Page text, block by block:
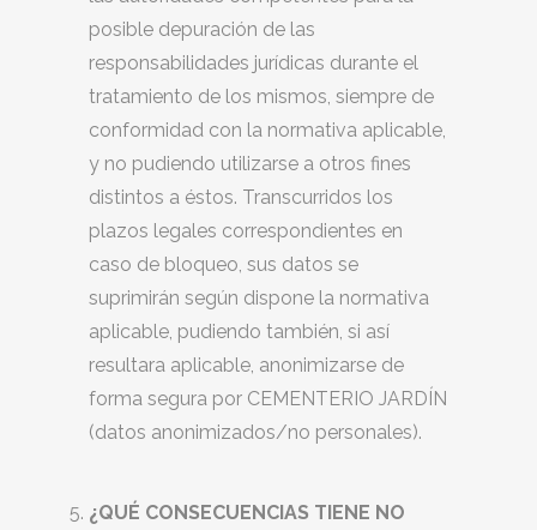
posible depuración de las
responsabilidades jurídicas durante el
tratamiento de los mismos, siempre de
conformidad con la normativa aplicable,
y no pudiendo utilizarse a otros fines
distintos a éstos. Transcurridos los
plazos legales correspondientes en
caso de bloqueo, sus datos se
suprimirán según dispone la normativa
aplicable, pudiendo también, si así
resultara aplicable, anonimizarse de
forma segura por CEMENTERIO JARDÍN
(datos anonimizados/no personales).
¿QUÉ CONSECUENCIAS TIENE NO